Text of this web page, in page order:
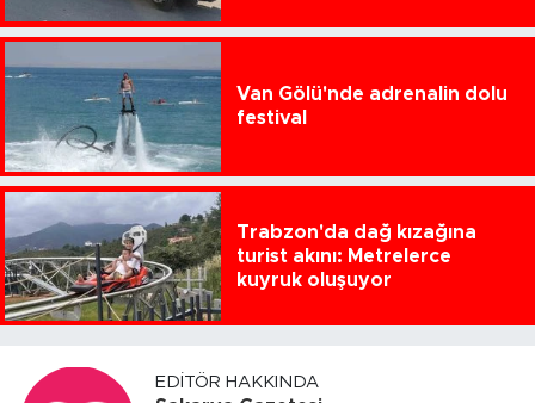
Van Gölü'nde adrenalin dolu
festival
Trabzon'da dağ kızağına
turist akını: Metrelerce
kuyruk oluşuyor
EDITÖR HAKKINDA